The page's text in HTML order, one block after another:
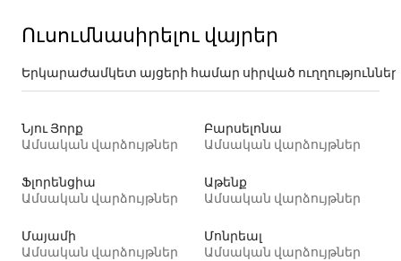
Ուսումնասիրելու վայրեր
Երկարաժամկետ այցերի համար սիրված ուղղություններ
Նյու Յորք
Ամսական վարձույթներ
Բարսելոնա
Ամսական վարձույթներ
Ֆլորենցիա
Ամսական վարձույթներ
Աթենք
Ամսական վարձույթներ
Մայամի
Ամսական վարձույթներ
Մոնրեալ
Ամսական վարձույթներ